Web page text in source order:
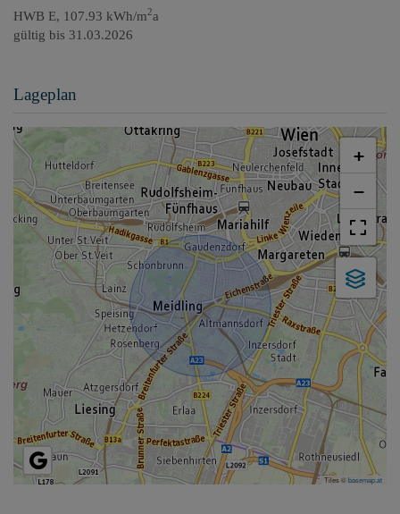
HWB E, 107.93 kWh/m2a
gültig bis 31.03.2026
Lageplan
+
−
Tiles ©basemap.at